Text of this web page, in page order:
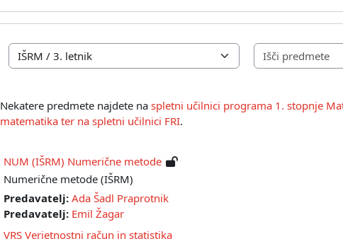
Kategorije predmetov
Nekatere predmete najdete na spletni učilnici programa 1. stopnje
matematika ter na spletni učilnici FRI.
NUM (IŠRM) Numerične metode
Numerične metode (IŠRM)
Predavatelj: Ada Šadl Praprotnik
Predavatelj: Emil Žagar
VRS Verjetnostni račun in statistika